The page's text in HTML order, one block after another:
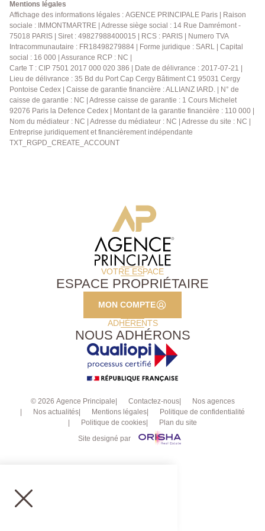
Mentions légales
Affichage des informations légales : AGENCE PRINCIPALE Paris | Raison
sociale : IMMONTMARTRE | Adresse siège social : 14 Rue Damrémont -
75018 PARIS | Siret : 49827988400015 | RCS : PARIS | Numero TVA
Intracommunautaire : FR18498279884 | Forme juridique : SARL | Capital
social : 16 000 | Assurance RCP : NC |
Carte T : CIP 7501 2017 000 020 386 | Date de délivrance : 2017-07-21 |
Lieu de délivrance : 35 Bd du Port Cap Cergy Bâtiment C1 95031 Cergy
Pontoise Cedex | Caisse de garantie financière : ALLIANZ IARD. | N° de
caisse de garantie : NC | Adresse caisse de garantie : 1 Cours Michelet
92076 Paris la Defence Cedex | Montant de la garantie financière : 110 000 |
Nom du médiateur : NC | Adresse du médiateur : NC | Adresse du site : NC |
Entreprise juridiquement et financièrement indépendante
TXT_RGPD_CREATE_ACCOUNT
VOTRE ESPACE
ESPACE PROPRIÉTAIRE
MON COMPTE
ADHÉRENTS
NOUS ADHÉRONS
© 2026 Agence Principale Contactez-nous
Nos agences
Nos actualités
Mentions légales
Politique de confidentialité
Politique de cookies
Plan du site
Site designé par